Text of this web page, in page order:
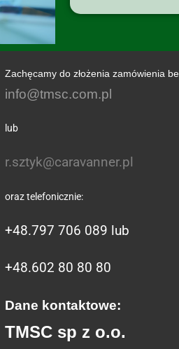
Zachęcamy do złożenia zamówienia
info@tmsc.com.pl
lub
r.sztyk@caravanner.pl
oraz telefonicznie:
+48.797 706 089 lub
+48.602 80 80 80
Dane kontaktowe:
TMSC sp z o.o.